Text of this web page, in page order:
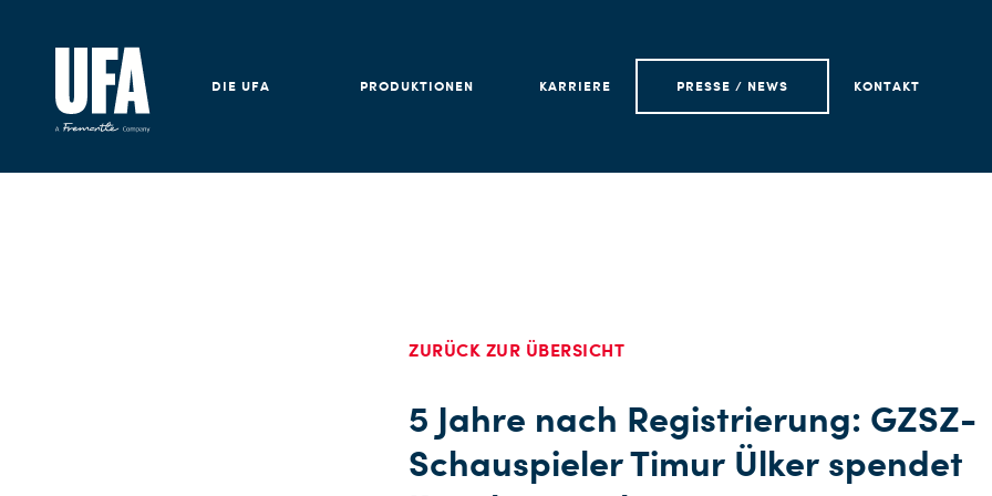
DIE UFA PRODUKTIONEN KARRIERE PRESSE / NEWS KONTAKT
ZURÜCK ZUR ÜBERSICHT
5 Jahre nach Registrierung: GZSZ-
Schauspieler Timur Ülker spendet